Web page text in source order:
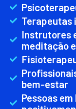
Instrutores
meditação
bem-estar
Pessoas